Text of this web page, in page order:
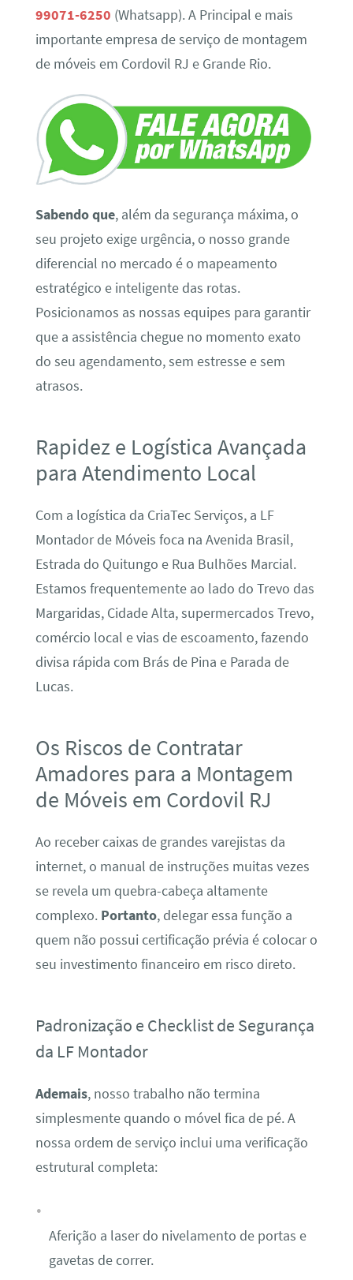
99071-6250 (Whatsapp). A Principal e mais
importante empresa de serviço de montagem
de móveis em Cordovil RJ e Grande Rio.
Sabendo que, além da segurança máxima, o
seu projeto exige urgência, o nosso grande
diferencial no mercado é o mapeamento
estratégico e inteligente das rotas.
Posicionamos as nossas equipes para garantir
que a assistência chegue no momento exato
do seu agendamento, sem estresse e sem
atrasos.
Rapidez e Logística Avançada
para Atendimento Local
Com a logística da CriaTec Serviços, a LF
Montador de Móveis foca na Avenida Brasil,
Estrada do Quitungo e Rua Bulhões Marcial.
Estamos frequentemente ao lado do Trevo das
Margaridas, Cidade Alta, supermercados Trevo,
comércio local e vias de escoamento, fazendo
divisa rápida com Brás de Pina e Parada de
Lucas.
Os Riscos de Contratar
Amadores para a Montagem
de Móveis em Cordovil RJ
Ao receber caixas de grandes varejistas da
internet, o manual de instruções muitas vezes
se revela um quebra-cabeça altamente
complexo. Portanto, delegar essa função a
quem não possui certificação prévia é colocar o
seu investimento financeiro em risco direto.
Padronização e Checklist de Segurança
da LF Montador
Ademais, nosso trabalho não termina
simplesmente quando o móvel fica de pé. A
nossa ordem de serviço inclui uma verificação
estrutural completa:
Aferição a laser do nivelamento de portas e
gavetas de correr.